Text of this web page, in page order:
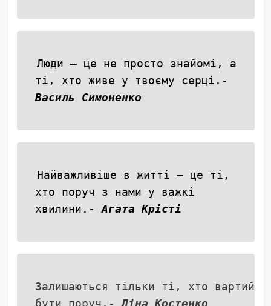
Люди — це не просто знайомі, а
ті, хто живе у твоєму серці.-
Василь Симоненко
Найважливіше в житті — це ті,
хто поруч з нами у важкі
хвилини.-Агата Крісті
Залишаються тільки ті, хто вартий
бути поруч.-Ліна Костенко